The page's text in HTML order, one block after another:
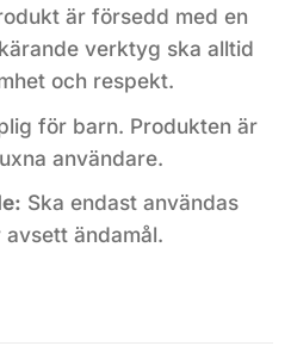
är försedd med en
verktyg ska alltid
och respekt.
för barn. Produkten är
användare.
Ska endast användas
ändamål.